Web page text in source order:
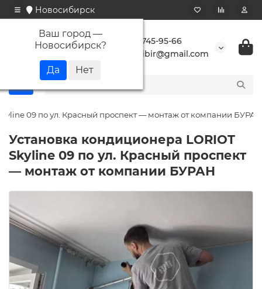
Новосибирск
Ваш город —
Новосибирск?
+7 923 745-95-66
buransibir@gmail.com
09 по ул. Красный проспект — монтаж от компании БУРАН
Установка кондиционера LORIOT
Skyline 09 по ул. Красный проспект
— монтаж от компании БУРАН